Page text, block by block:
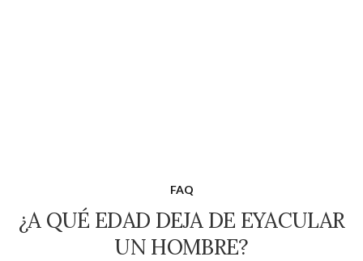
FAQ
¿A QUÉ EDAD DEJA DE EYACULAR
UN HOMBRE?